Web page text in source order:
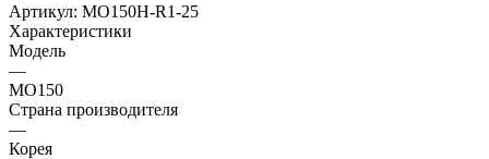
Артикул: MO150H-R1-25
Характеристики
Модель
—
MO150
Страна производителя
—
Корея